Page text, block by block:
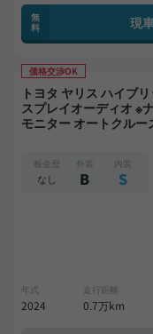
無
料
現
価格交渉OK
トヨタ ヤリス ハイブリッドZ 禁煙車 整備記
スプレイオーディオ ※
モニター オートクルー
板金歴
なし
外装
B
内装
S
年式
2024
走行距離
0.7万km